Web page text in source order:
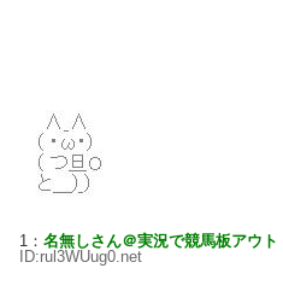
1： 名無しさん＠実況で競馬板アウト
ID:rul3WUug0.net